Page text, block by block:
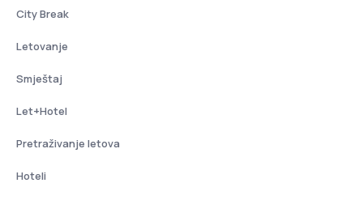
City Break
Letovanje
Smještaj
Let+Hotel
Pretraživanje letova
Hoteli